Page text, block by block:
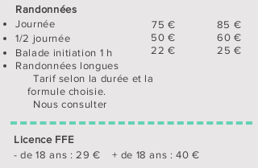
Randonnées
Journée
1/2 journée
Balade initiation 1 h
Randonnées longues
Tarif selon la durée et la
formule choisie.
Nous consulter
75 € 85 €
50 € 60 €
22 € 25 €
Licence FFE
- de 18 ans : 29 € + de 18 ans : 40 €